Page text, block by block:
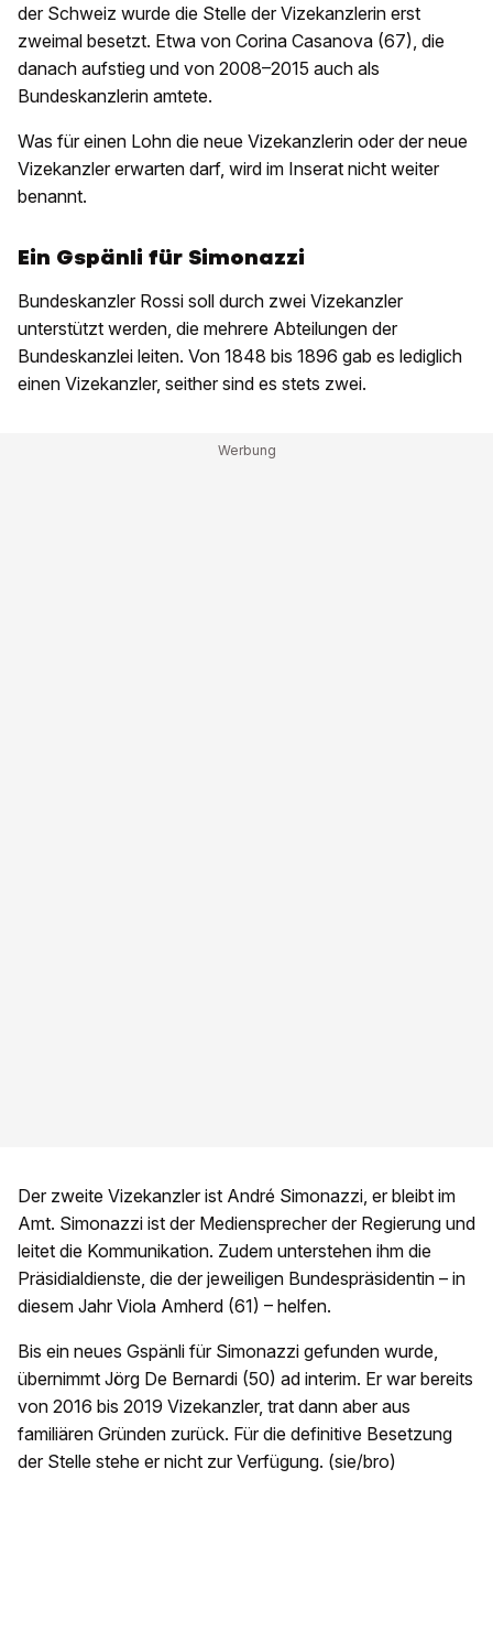
der Schweiz wurde die Stelle der Vizekanzlerin erst
zweimal besetzt. Etwa von Corina Casanova (67), die
danach aufstieg und von 2008–2015 auch als
Bundeskanzlerin amtete.
Was für einen Lohn die neue Vizekanzlerin oder der neue
Vizekanzler erwarten darf, wird im Inserat nicht weiter
benannt.
Ein Gspänli für Simonazzi
Bundeskanzler Rossi soll durch zwei Vizekanzler
unterstützt werden, die mehrere Abteilungen der
Bundeskanzlei leiten. Von 1848 bis 1896 gab es lediglich
einen Vizekanzler, seither sind es stets zwei.
Der zweite Vizekanzler ist André Simonazzi, er bleibt im
Amt. Simonazzi ist der Mediensprecher der Regierung und
leitet die Kommunikation. Zudem unterstehen ihm die
Präsidialdienste, die der jeweiligen Bundespräsidentin – in
diesem Jahr Viola Amherd (61) – helfen.
Bis ein neues Gspänli für Simonazzi gefunden wurde,
übernimmt Jörg De Bernardi (50) ad interim. Er war bereits
von 2016 bis 2019 Vizekanzler, trat dann aber aus
familiären Gründen zurück. Für die definitive Besetzung
der Stelle stehe er nicht zur Verfügung. (sie/bro)